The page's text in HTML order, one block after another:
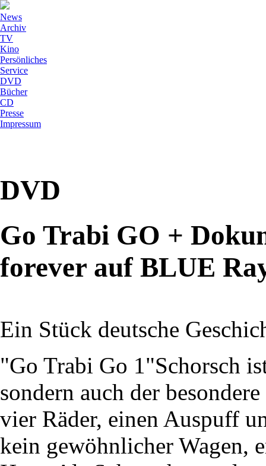
News
Archiv
TV
Kino
Persönliches
Service
DVD
Bücher
CD
Presse
Impressum
DVD
Go Trabi GO +
forever auf BLUE
Ein Stück deutsche
"Go Trabi Go 1"Schorsch
sondern auch der
vier Räder, einen Auspuff
kein gewöhnlicher Wagen,